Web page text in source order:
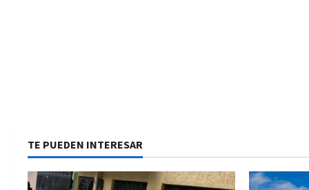
TE PUEDEN INTERESAR